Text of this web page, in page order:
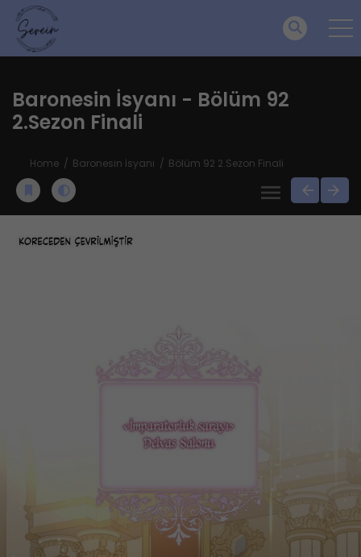
Baronesin İsyanı - Bölüm 92
2.Sezon Finali
Home Baronesin İsyanı Bölüm 92 2.Sezon Finali